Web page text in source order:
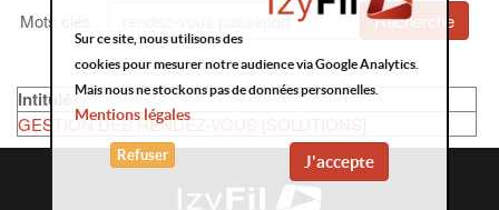
Mots clés Recherche
Intitulé
GESTION DES RENDEZ-VOUS [SOLUTIONS]
Sur ce site, nous utilisons des
cookies pour mesurer notre audience via Google Analytics.
Mais nous ne stockons pas de données personnelles.
Mentions légales
J'accepte
Refuser